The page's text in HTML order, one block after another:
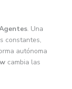
. Una
constantes,
autónoma
cambia las